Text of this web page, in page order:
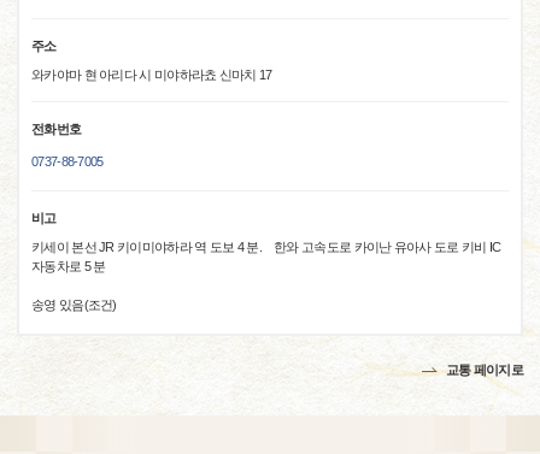
주소
와카야마 현 아리다 시 미야하라쵸 신마치 17
전화번호
0737-88-7005
비고
키세이 본선 JR 키이미야하라 역 도보 4 분. 한와 고속도로 카이난 유아사 도로 키비 IC
자동차로 5 분
송영 있음(조건)
교통 페이지로